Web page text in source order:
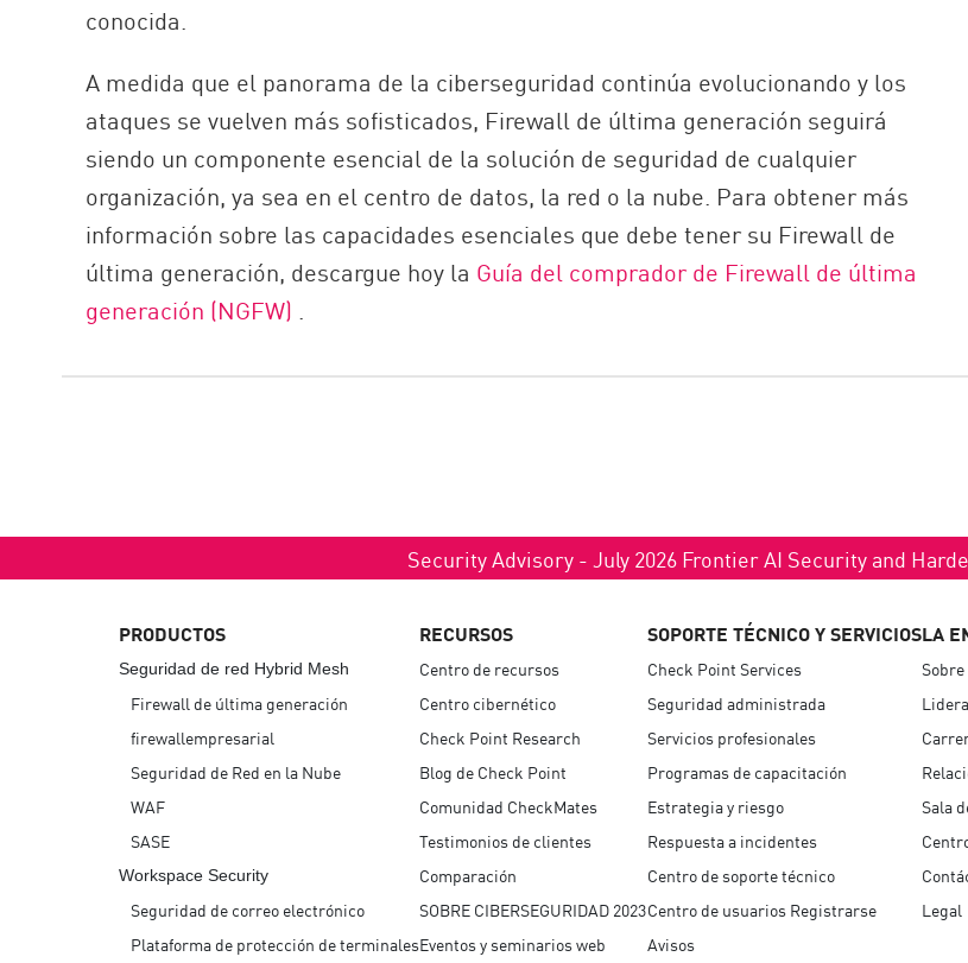
conocida.
A medida que el panorama de la ciberseguridad continúa evolucionando y los
ataques se vuelven más sofisticados, Firewall de última generación seguirá
siendo un componente esencial de la solución de seguridad de cualquier
organización, ya sea en el centro de datos, la red o la nube. Para obtener más
información sobre las capacidades esenciales que debe tener su Firewall de
última generación, descargue hoy la Guía del comprador de Firewall de última
generación (NGFW)
Security Advisory - July 2026 Frontier AI Security and
PRODUCTOS
Seguridad de red Hybrid Mesh
Firewall de última generación
firewallempresarial
Seguridad de Red en la Nube
WAF
SASE
Workspace Security
Seguridad de correo electrónico
Plataforma de protección de terminales
RECURSOS
Centro de recursos
Centro cibernético
Check Point Research
Blog de Check Point
Comunidad CheckMates
Testimonios de clientes
Comparación
SOBRE CIBERSEGURIDAD 2023
Eventos y seminarios web
SOPORTE TÉCNICO Y SERVICIOS
Check Point Services
Seguridad administrada
Servicios profesionales
Programas de capacitación
Estrategia y riesgo
Respuesta a incidentes
Centro de soporte técnico
Centro de usuarios Registrarse
Avisos
LA
Sala
Legal